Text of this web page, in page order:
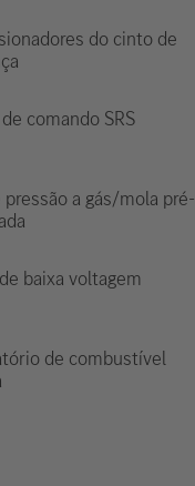
do cinto de
comando SRS
pressão a gás/mola pré-
baixa voltagem
de combustível